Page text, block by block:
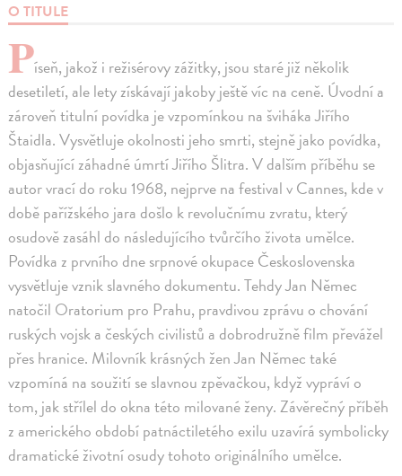
O TITULE
Píseň, jakož i režisérovy zážitky, jsou staré již několik
desetiletí, ale lety získávají jakoby ještě víc na ceně. Úvodní a
zároveň titulní povídka je vzpomínkou na šviháka Jiřího
Štaidla. Vysvětluje okolnosti jeho smrti, stejně jako povídka,
objasňující záhadné úmrtí Jiřího Šlitra. V dalším příběhu se
autor vrací do roku 1968, nejprve na festival v Cannes, kde v
době pařížského jara došlo k revolučnímu zvratu, který
osudově zasáhl do následujícího tvůrčího života umělce.
Povídka z prvního dne srpnové okupace Československa
vysvětluje vznik slavného dokumentu. Tehdy Jan Němec
natočil Oratorium pro Prahu, pravdivou zprávu o chování
ruských vojsk a českých civilistů a dobrodružně film převážel
přes hranice. Milovník krásných žen Jan Němec také
vzpomíná na soužití se slavnou zpěvačkou, když vypráví o
tom, jak střílel do okna této milované ženy. Závěrečný příběh
z amerického období patnáctiletého exilu uzavírá symbolicky
dramatické životní osudy tohoto originálního umělce.